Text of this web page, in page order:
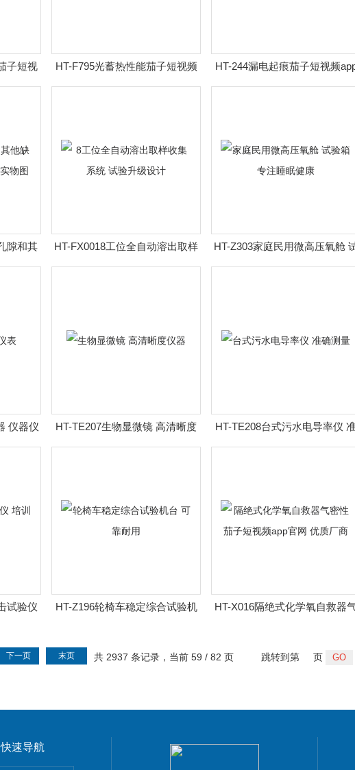
子短视
导
HT-F795光蓄热性能茄子短视频
app官网 自动化程度高
HT-244漏电起痕茄子短视频
官网 质量保证
隙和其
网 实物
HT-FX0018工位全自动溶出取样
收集系统 试验升级设计
HT-Z303家庭民用微高压氧舱
验箱 专注睡眠健康
仪器仪
HT-TE207生物显微镜 高清晰度
仪器
HT-TE208台式污水电导率仪
确测量
试验仪
HT-Z196轮椅车稳定综合试验机
HT-X016隔绝式化学氧自救器
共 2937 条记录，当前 59 / 82 页
下一页 末页 跳转到第 页
快速导航